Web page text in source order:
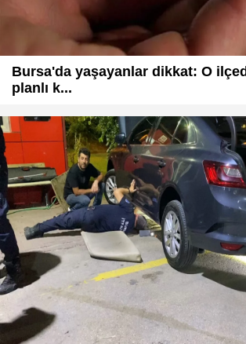
Bursa'da yaşayanlar dikkat: O
planlı k...